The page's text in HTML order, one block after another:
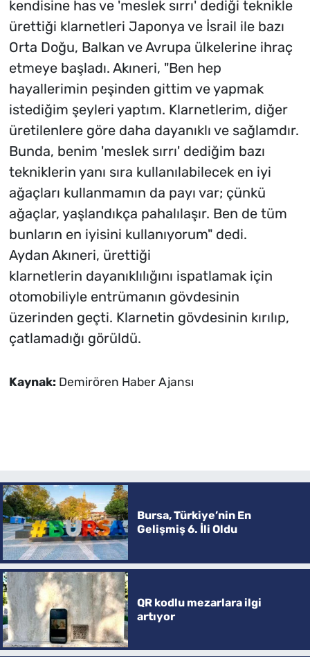
kendisine has ve 'meslek sırrı' dediği teknikle
ürettiği klarnetleri Japonya ve İsrail ile bazı
Orta Doğu, Balkan ve Avrupa ülkelerine ihraç
etmeye başladı. Akıneri, "Ben hep
hayallerimin peşinden gittim ve yapmak
istediğim şeyleri yaptım. Klarnetlerim, diğer
üretilenlere göre daha dayanıklı ve sağlamdır.
Bunda, benim 'meslek sırrı' dediğim bazı
tekniklerin yanı sıra kullanılabilecek en iyi
ağaçları kullanmamın da payı var; çünkü
ağaçlar, yaşlandıkça pahalılaşır. Ben de tüm
bunların en iyisini kullanıyorum" dedi.
Aydan Akıneri, ürettiği
klarnetlerin dayanıklılığını ispatlamak için
otomobiliyle entrümanın gövdesinin
üzerinden geçti. Klarnetin gövdesinin kırılıp,
çatlamadığı görüldü.
Kaynak: Demirören Haber Ajansı
Bursa, Türkiye’nin En
Gelişmiş 6. İli Oldu
QR kodlu mezarlara ilgi
artıyor